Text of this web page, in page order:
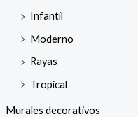
Infantil
Moderno
Rayas
Tropical
Murales decorativos